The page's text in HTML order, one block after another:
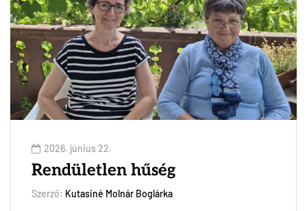
2026. június 22.
Rendületlen hűség
Szerző: Kutasiné Molnár Boglárka